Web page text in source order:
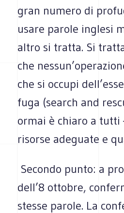
gran numero di
usare parole inglesi
altro si tratta. Si
che
che si occupi
fuga (search and
ormai è chiaro a tutti
risorse adeguate e
Secondo punto: a
dell’8 ottobre,
stesse parole. La